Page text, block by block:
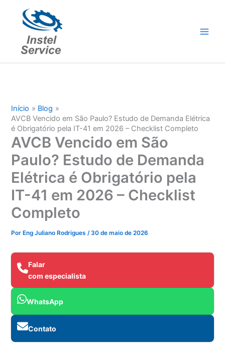
conteúdo
Início
Blog
AVCB Vencido em São Paulo? Estudo de Demanda Elétrica
é Obrigatório pela IT-41 em 2026 – Checklist Completo
AVCB Vencido em São
Paulo? Estudo de Demanda
Elétrica é Obrigatório pela
IT-41 em 2026 – Checklist
Completo
Por Eng Juliano Rodrigues/30 de maio de 2026
Falar
com especialista
WhatsApp
Contato